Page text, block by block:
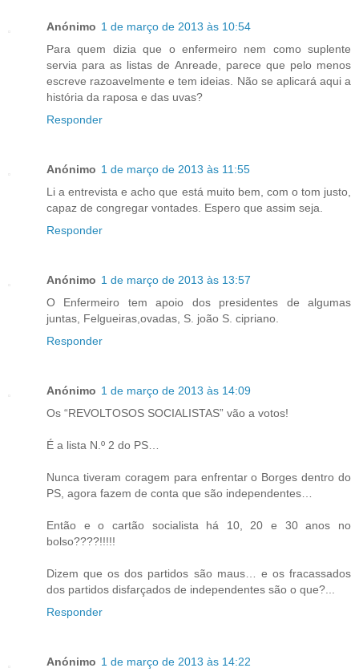
Anónimo 1 de março de 2013 às 10:54
Para quem dizia que o enfermeiro nem como suplente
servia para as listas de Anreade, parece que pelo menos
escreve razoavelmente e tem ideias. Não se aplicará aqui a
história da raposa e das uvas?
Responder
Anónimo 1 de março de 2013 às 11:55
Li a entrevista e acho que está muito bem, com o tom justo,
capaz de congregar vontades. Espero que assim seja.
Responder
Anónimo 1 de março de 2013 às 13:57
O Enfermeiro tem apoio dos presidentes de algumas
juntas, Felgueiras,ovadas, S. joão S. cipriano.
Responder
Anónimo 1 de março de 2013 às 14:09
Os “REVOLTOSOS SOCIALISTAS” vão a votos!
É a lista N.º 2 do PS…
Nunca tiveram coragem para enfrentar o Borges dentro do
PS, agora fazem de conta que são independentes…
Então e o cartão socialista há 10, 20 e 30 anos no
bolso????!!!!!
Dizem que os dos partidos são maus… e os fracassados
dos partidos disfarçados de independentes são o que?...
Responder
Anónimo 1 de março de 2013 às 14:22